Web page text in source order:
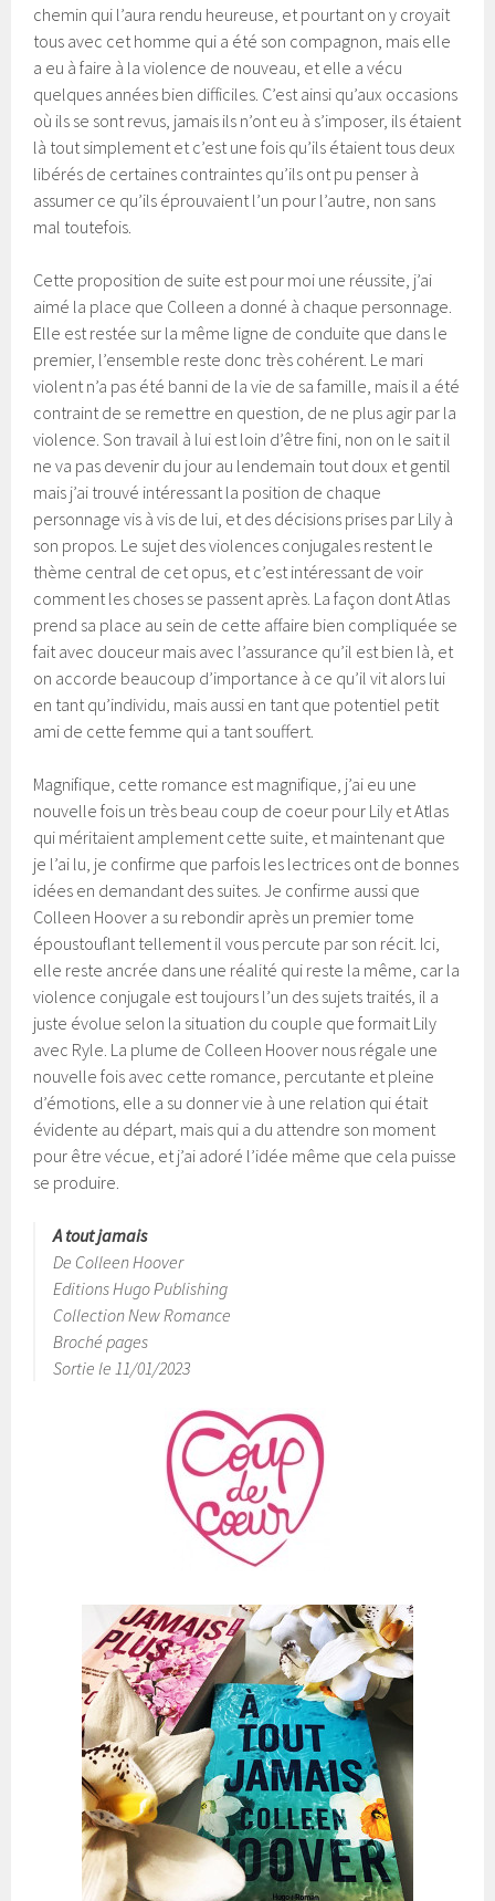
chemin qui l’aura rendu heureuse, et pourtant on y croyait
tous avec cet homme qui a été son compagnon, mais elle
a eu à faire à la violence de nouveau, et elle a vécu
quelques années bien difficiles. C’est ainsi qu’aux occasions
où ils se sont revus, jamais ils n’ont eu à s’imposer, ils étaient
là tout simplement et c’est une fois qu’ils étaient tous deux
libérés de certaines contraintes qu’ils ont pu penser à
assumer ce qu’ils éprouvaient l’un pour l’autre, non sans
mal toutefois.
Cette proposition de suite est pour moi une réussite, j’ai
aimé la place que Colleen a donné à chaque personnage.
Elle est restée sur la même ligne de conduite que dans le
premier, l’ensemble reste donc très cohérent. Le mari
violent n’a pas été banni de la vie de sa famille, mais il a été
contraint de se remettre en question, de ne plus agir par la
violence. Son travail à lui est loin d’être fini, non on le sait il
ne va pas devenir du jour au lendemain tout doux et gentil
mais j’ai trouvé intéressant la position de chaque
personnage vis à vis de lui, et des décisions prises par Lily à
son propos. Le sujet des violences conjugales restent le
thème central de cet opus, et c’est intéressant de voir
comment les choses se passent après. La façon dont Atlas
prend sa place au sein de cette affaire bien compliquée se
fait avec douceur mais avec l’assurance qu’il est bien là, et
on accorde beaucoup d’importance à ce qu’il vit alors lui
en tant qu’individu, mais aussi en tant que potentiel petit
ami de cette femme qui a tant souffert.
Magnifique, cette romance est magnifique, j’ai eu une
nouvelle fois un très beau coup de coeur pour Lily et Atlas
qui méritaient amplement cette suite, et maintenant que
je l’ai lu, je confirme que parfois les lectrices ont de bonnes
idées en demandant des suites. Je confirme aussi que
Colleen Hoover a su rebondir après un premier tome
époustouflant tellement il vous percute par son récit. Ici,
elle reste ancrée dans une réalité qui reste la même, car la
violence conjugale est toujours l’un des sujets traités, il a
juste évolue selon la situation du couple que formait Lily
avec Ryle. La plume de Colleen Hoover nous régale une
nouvelle fois avec cette romance, percutante et pleine
d’émotions, elle a su donner vie à une relation qui était
évidente au départ, mais qui a du attendre son moment
pour être vécue, et j’ai adoré l’idée même que cela puisse
se produire.
A tout jamais
De Colleen Hoover
Editions Hugo Publishing
Collection New Romance
Broché pages
Sortie le 11/01/2023